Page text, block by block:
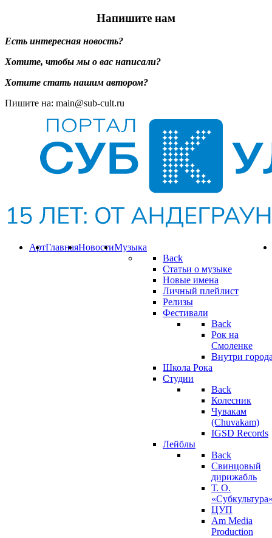
Напишите нам
Есть интересная новость?
Хотите, чтобы мы о вас написали?
Хотите стать нашим автором?
Пишите на: main@sub-cult.ru
Музыка
Back
Статьи о музыке
Новые имена
Личный плейлист
Релизы
Фестивали
Back
Рок на
Смоленке
Внутри
Школа Рока
Студии
Back
Колесник
Чувакам
(Chuvakam)
IGSD Records
Лейблы
Back
Свинцовый
дирижабль
Т. О.
ЦУП
Am Media
Production
Новости
Главная
Арт